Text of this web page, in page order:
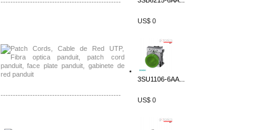
-------------------------------------------------
-------------------------------------------------
US$ 0
3SU1106-6AA...
US$ 0